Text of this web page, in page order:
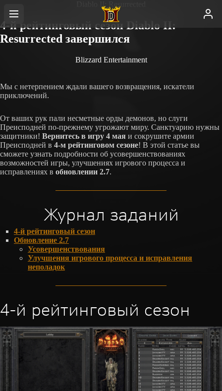
Diablo II: Resurrected
4-й рейтинговый сезон Diablo II:
Resurrected завершился
Blizzard Entertainment
Мы с нетерпением ждали вашего возвращения, искатели
приключений.
От ваших рук пали несметные орды демонов, но слуги
Преисподней по-прежнему угрожают миру. Санктуарию нужны
защитники! Вернитесь в игру 4 мая и сокрушите армии
Преисподней в 4-м рейтинговом сезоне! В этой статье вы
сможете узнать подробности об усовершенствованиях
возможностей игры, улучшениях игрового процесса и
исправлениях в обновлении 2.7.
Журнал заданий
4-й рейтинговый сезон
Обновление 2.7
Усовершенствования
Улучшения игрового процесса и исправления
неполадок
4-й рейтинговый сезон